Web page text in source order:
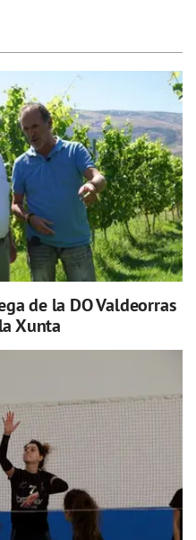
de la DO Valdeorras
Xunta